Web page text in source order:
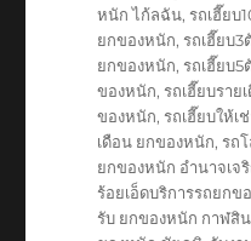
หนัก ไก้ลฉัน,รถเฮี๊ยบ
ยกของหนัก,รถเฮี๊ยบ3
ยกของหนัก,รถเฮี๊ยบ5
ของหนัก,รถเฮี๊ยบราย
ของหนัก,รถเฮี๊ยบให้เ
เดือน ยกของหนัก,รถ
ยกของหนัก อำนาจเจ
ร้อยเอ็ดบริการรถยกข
รับ ยกของหนัก กาฬสิ